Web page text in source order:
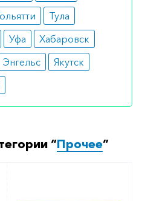
Тула
Уфа
Хабаровск
Энгельс
Якутск
“Прочее”